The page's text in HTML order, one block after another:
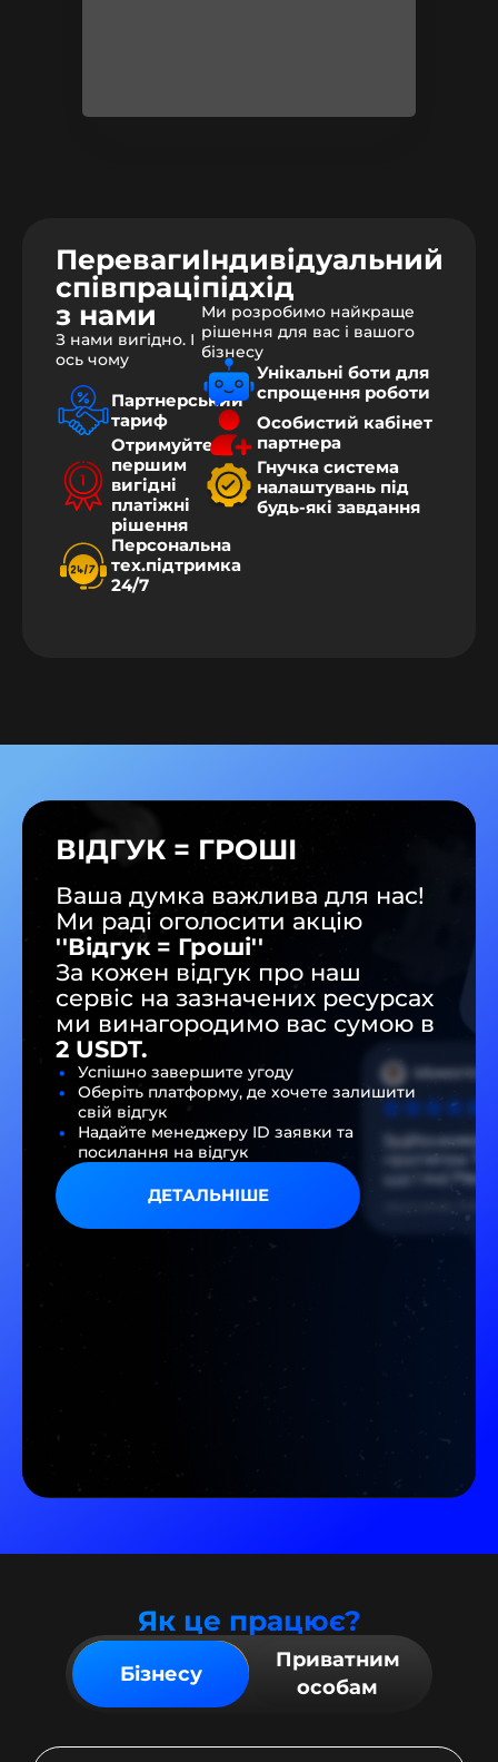
Переваги
співпраці
з нами
З нами вигідно. І
ось чому
Партнерський
тариф
Отримуйте
першим
вигідні
платіжні
рішення
Персональна
тех.підтримка
24/7
Індивідуальний
підхід
Ми розробимо найкраще
рішення для вас і вашого
бізнесу
Унікальні боти для
спрощення роботи
Особистий кабінет
партнера
Гнучка система
налаштувань під
будь-які завдання
ВІДГУК = ГРОШІ
Ваша думка важлива для нас!
Ми раді оголосити акцію
''Відгук = Гроші''
За кожен відгук про наш
сервіс на зазначених ресурсах
ми винагородимо вас сумою в
2 USDT.
Успішно завершите угоду
Оберіть платформу, де хочете залишити
свій відгук
Надайте менеджеру ID заявки та
посилання на відгук
ДЕТАЛЬНІШЕ
Як це працює?
Бізнесу
Приватним
особам